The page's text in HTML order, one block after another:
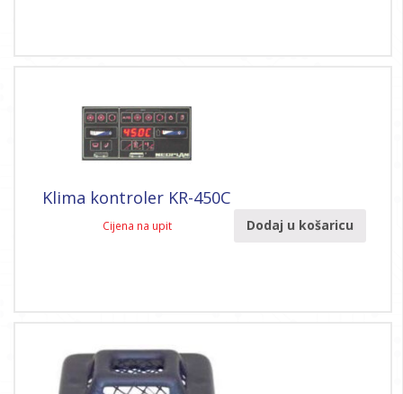
Klima kontroler KR-450C
Cijena na upit Dodaj u košaricu